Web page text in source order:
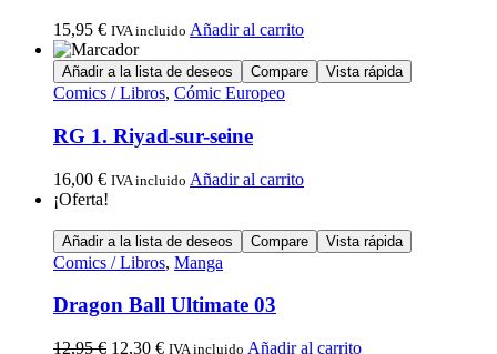
15,95 € IVA incluido Añadir al carrito
Añadir a la lista de deseos Compare Vista rápida
Comics / Libros, Cómic Europeo
RG 1. Riyad-sur-seine
16,00 € IVA incluido Añadir al carrito
¡Oferta!
Añadir a la lista de deseos Compare Vista rápida
Comics / Libros, Manga
Dragon Ball Ultimate 03
12,95€ 12,30 € IVA incluido Añadir al carrito